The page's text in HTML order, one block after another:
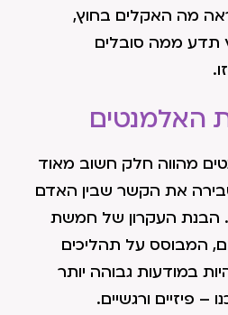
מה האקלים בחוץ,
תדע ממה סובלים
האלמנטים
מהווה חלק חשוב מאוד
את הקשר שבין האדם
הבנת העקרון של חמשת
המבוסס על תהליכים
במודעות גבוהה יותר
– פיזיים ורגשיים.